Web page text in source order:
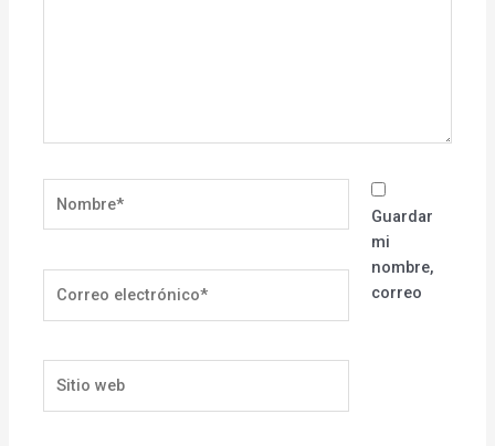
electrónico*
web
Guardar
mi
nombre,
correo